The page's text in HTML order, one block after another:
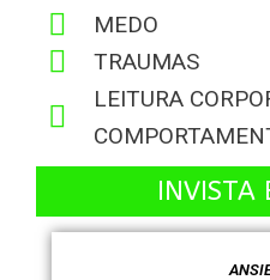
MEDO
TRAUMAS
LEITURA
INVISTA